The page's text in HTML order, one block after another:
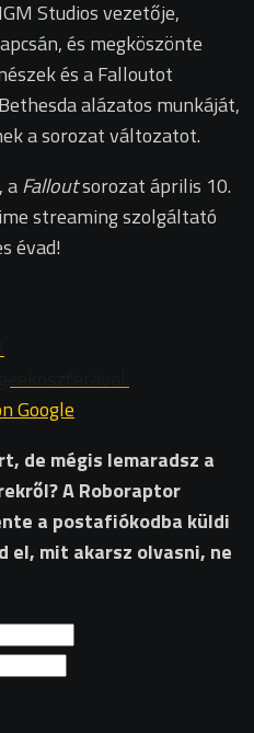
Studios vezetője,
és megköszönte
és a Falloutot
alázatos munkáját,
a sorozat változatot.
aFalloutsorozat április 10.
streaming szolgáltató
évad!
de mégis lemaradsz a
A Roboraptor
a postafiókodba küldi
el, mit akarsz olvasni, ne